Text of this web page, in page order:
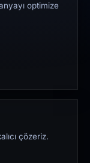
optimize
çözeriz.